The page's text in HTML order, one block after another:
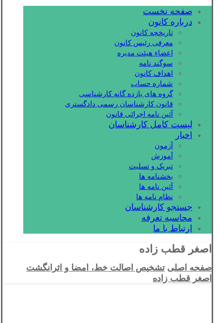
صفحه نخست
درباره کانون
تاریخچه کانون
معرفی رئیس کانون
اعضاء هیئت مدیره
سوگند نامه
اهداف کانون
شماره حساب
گروه های یازده گانه کارشناسی
قانون کارشناسان رسمی دادگستری
آئین نامه اجرائی قانون
لیست کامل کارشناسان
اخبار
آزمون
آموزش
تبریک و تسلیت
بخشنامه ها
آئین نامه ها
نظام نامه ها
جستجو کارشناسان
محاسبه تعرفه
ارتباط با ما
اصغر قطب زاده
صفحه اصلی تشخیص اصالت خط، امضا و اثرانگشت
اصغر قطب زاده